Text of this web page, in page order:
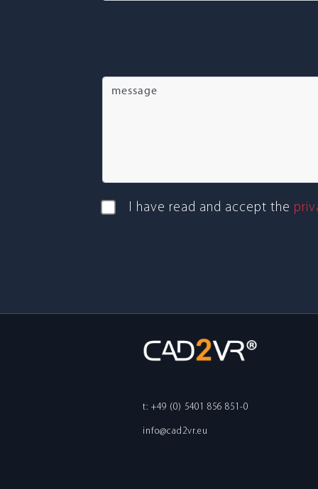
I have read and accept the
t: +49 (0) 5401 856 851-0
info@cad2vr.eu